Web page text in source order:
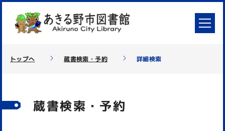
トップへ 蔵書検索・予約 詳細検索
蔵書検索・予約